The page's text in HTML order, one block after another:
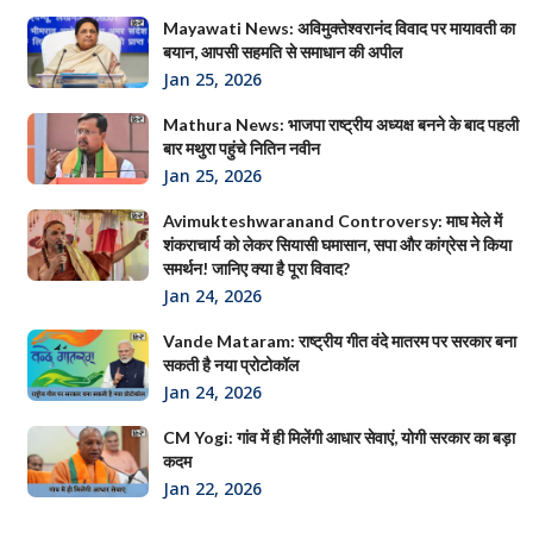
Mayawati News: अविमुक्तेश्वरानंद विवाद पर मायावती का
बयान, आपसी सहमति से समाधान की अपील
Jan 25, 2026
Mathura News: भाजपा राष्ट्रीय अध्यक्ष बनने के बाद पहली
बार मथुरा पहुंचे नितिन नवीन
Jan 25, 2026
Avimukteshwaranand Controversy: माघ मेले में
शंकराचार्य को लेकर सियासी घमासान, सपा और कांग्रेस ने किया
समर्थन! जानिए क्या है पूरा विवाद?
Jan 24, 2026
Vande Mataram: राष्ट्रीय गीत वंदे मातरम पर सरकार बना
सकती है नया प्रोटोकॉल
Jan 24, 2026
CM Yogi: गांव में ही मिलेंगी आधार सेवाएं, योगी सरकार का बड़ा
कदम
Jan 22, 2026